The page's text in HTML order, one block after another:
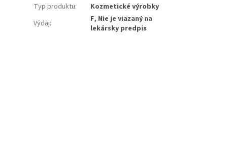
Typ produktu:
Kozmetické výrobky
Výdaj:
F, Nie je viazaný na
lekársky predpis